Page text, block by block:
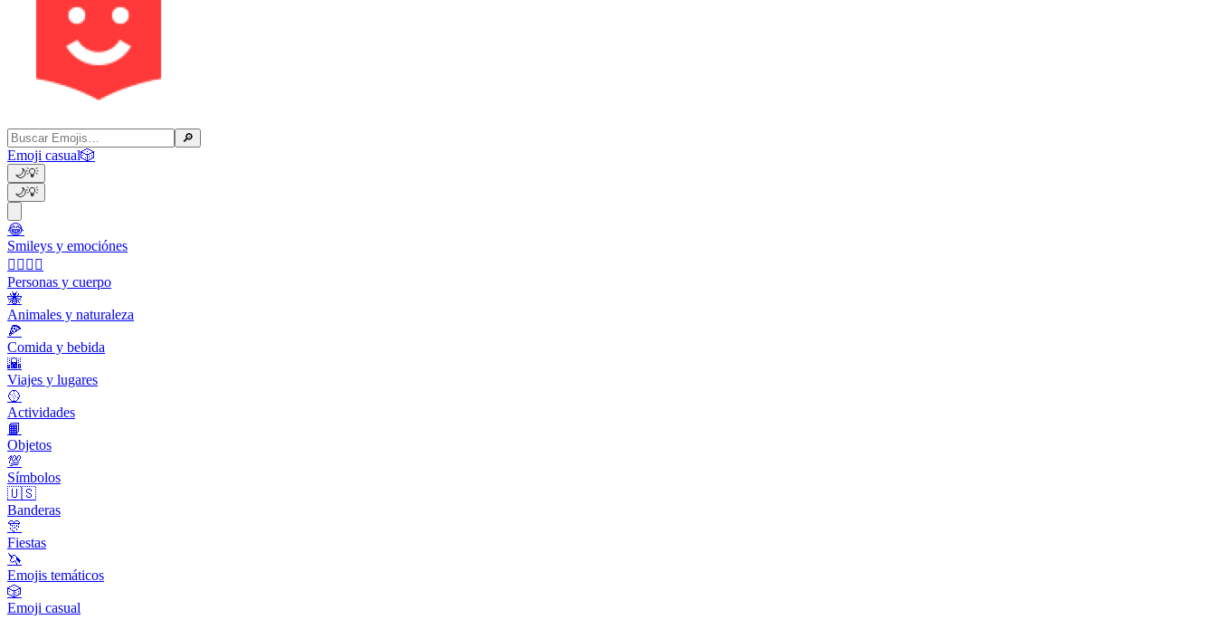
🔎
Emoji casual🎲
🌙💡
🌙💡
😂
Smileys y emociónes
👩‍❤️‍💋‍👨
Personas y cuerpo
🐝
Animales y naturaleza
🍕
Comida y bebida
🌇
Viajes y lugares
🥎
Actividades
📙
Objetos
💯
Símbolos
🇺🇸
Banderas
🎊
Fiestas
🦄
Emojis temáticos
🎲
Emoji casual